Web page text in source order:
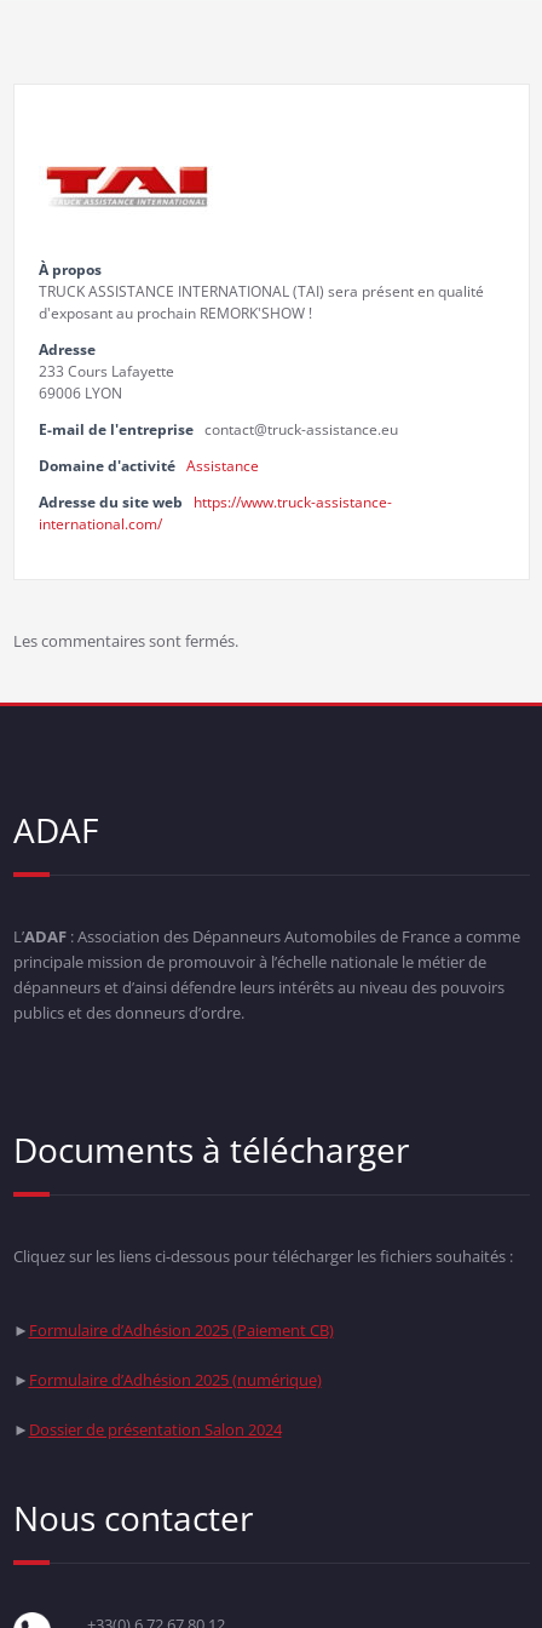
À propos
TRUCK ASSISTANCE INTERNATIONAL (TAI) sera présent en qualité
d'exposant au prochain REMORK'SHOW !
Adresse
233 Cours Lafayette
69006 LYON
E-mail de l'entreprise contact@truck-assistance.eu
Domaine d'activité Assistance
Adresse du site web
https://www.truck-assistance-
international.com/
Les commentaires sont fermés.
ADAF
L’ADAF: Association des Dépanneurs Automobiles de France a comme
principale mission de promouvoir à l’échelle nationale le métier de
dépanneurs et d’ainsi défendre leurs intérêts au niveau des pouvoirs
publics et des donneurs d’ordre.
Documents à télécharger
Cliquez sur les liens ci-dessous pour télécharger les fichiers souhaités :
► Formulaire d’Adhésion 2025 (Paiement CB)
► Formulaire d’Adhésion 2025 (numérique)
► Dossier de présentation Salon 2024
Nous contacter